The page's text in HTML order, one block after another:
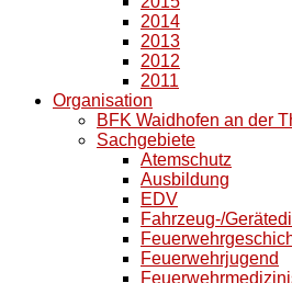
2014
2013
2012
2011
Organisation
BFK Waidhofen an der
Sachgebiete
Atemschutz
Ausbildung
EDV
Fahrzeug-/
Feuerwehrjugend